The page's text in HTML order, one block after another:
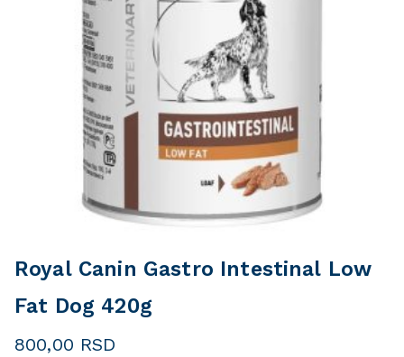
Royal Canin Gastro Intestinal Low
Fat Dog 420g
800,00 RSD